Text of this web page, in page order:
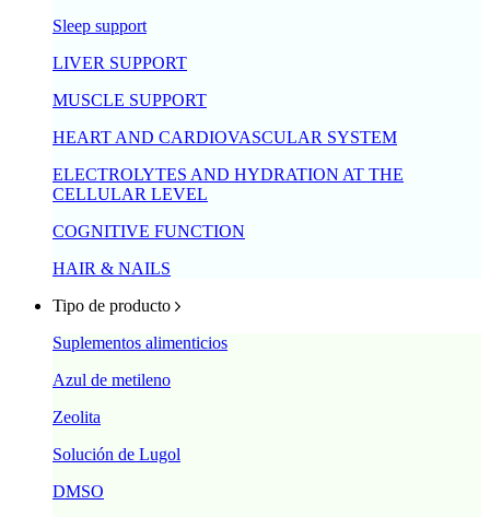
Sleep support
LIVER SUPPORT
MUSCLE SUPPORT
HEART AND CARDIOVASCULAR SYSTEM
ELECTROLYTES AND HYDRATION AT THE
CELLULAR LEVEL
COGNITIVE FUNCTION
HAIR & NAILS
Tipo de producto
Suplementos alimenticios
Azul de metileno
Zeolita
Solución de Lugol
DMSO